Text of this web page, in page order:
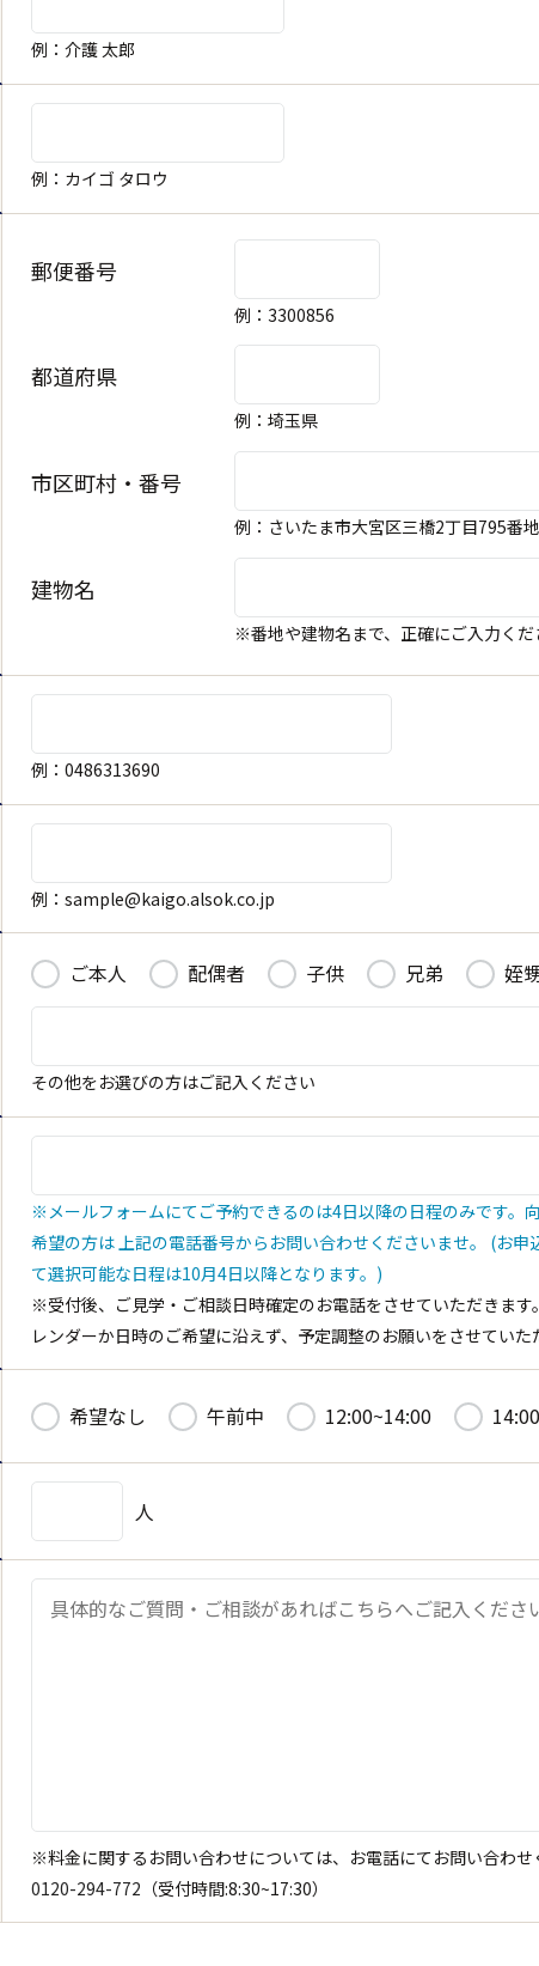
キャンセル 決定する
例：介護 太郎
例：カイゴ タロウ
郵便番号
例：3300856
都道府県
例：埼玉県
市区町村・番号
例：さいたま市大宮区三橋2丁目795番地
建物名
※番地や建物名まで、正確にご入力くだ
例：0486313690
例：sample@kaigo.alsok.co.jp
ご本人 配偶者 子供 兄弟 姪
その他をお選びの方はご記入ください
※メールフォームにてご予約できるのは4日以降の日程のみです。
希望の方は 上記の電話番号からお問い合わせくださいませ。 (お申
て選択可能な日程は10月4日以降となります。)
※受付後、ご見学・ご相談日時確定のお電話をさせていただきます
レンダーか日時のご希望に沿えず、予定調整のお願いをさせていた
希望なし 午前中 12:00~14:00
人
※料金に関するお問い合わせについては、お電話にてお問い合わせ
0120-294-772 （受付時間:8:30~17:30）